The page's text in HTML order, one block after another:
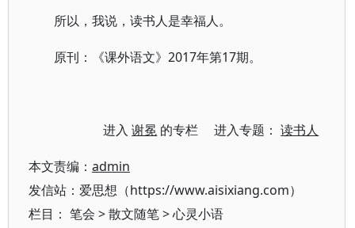
所以，我说，读书人是幸福人。
原刊：《课外语文》2017年第17期。
进入谢冕 的专栏 进入专题：读书人
本文责编： admin
发信站：爱思想（https://www.aisixiang.com）
栏目： 笔会 >散文随笔>心灵小语